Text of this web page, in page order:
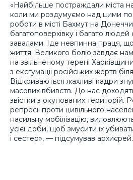
«Найбільше постраждали міста
коли ми роздумуємо над цими
роботи в місті Бахмут на
багатоповерхівку і багато
завалами. Іде невпинна праця,
життя. Великого болю завдає
на звільненому терені
з ексгумації російських жертв
Відкриваються жахливі кадри
масових вбивств. До нас
звістки з окупованих територій.
репресії проти цивільного
насильну мобілізацію,
усієї доби, щоб змусити їх
і сестер», — підсумував архиєрей.